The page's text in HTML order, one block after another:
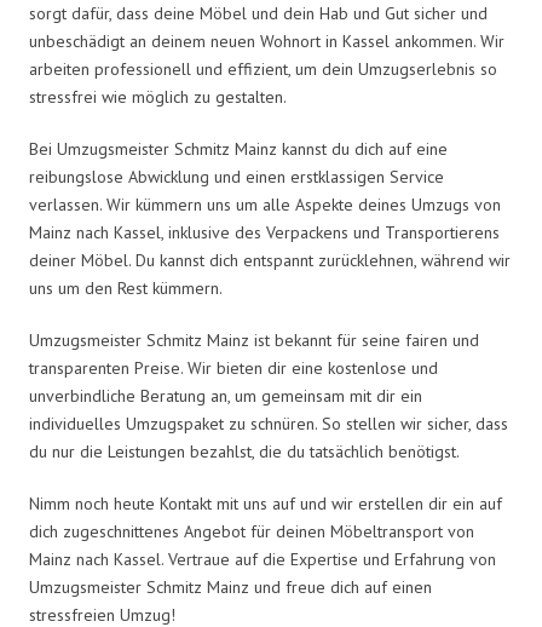
sorgt dafür, dass deine Möbel und dein Hab und Gut sicher und
unbeschädigt an deinem neuen Wohnort in Kassel ankommen. Wir
arbeiten professionell und effizient, um dein Umzugserlebnis so
stressfrei wie möglich zu gestalten.
Bei Umzugsmeister Schmitz Mainz kannst du dich auf eine
reibungslose Abwicklung und einen erstklassigen Service
verlassen. Wir kümmern uns um alle Aspekte deines Umzugs von
Mainz nach Kassel, inklusive des Verpackens und Transportierens
deiner Möbel. Du kannst dich entspannt zurücklehnen, während wir
uns um den Rest kümmern.
Umzugsmeister Schmitz Mainz ist bekannt für seine fairen und
transparenten Preise. Wir bieten dir eine kostenlose und
unverbindliche Beratung an, um gemeinsam mit dir ein
individuelles Umzugspaket zu schnüren. So stellen wir sicher, dass
du nur die Leistungen bezahlst, die du tatsächlich benötigst.
Nimm noch heute Kontakt mit uns auf und wir erstellen dir ein auf
dich zugeschnittenes Angebot für deinen Möbeltransport von
Mainz nach Kassel. Vertraue auf die Expertise und Erfahrung von
Umzugsmeister Schmitz Mainz und freue dich auf einen
stressfreien Umzug!